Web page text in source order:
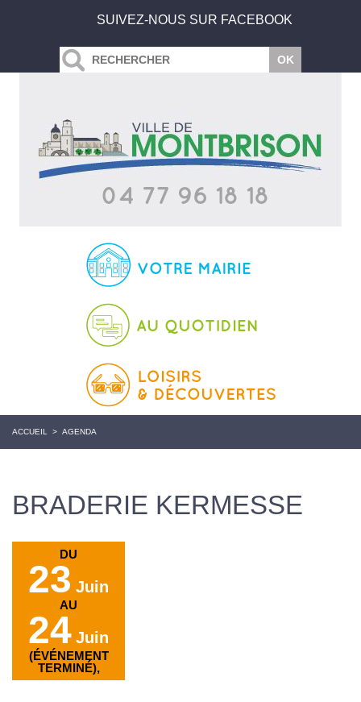
SUIVEZ-NOUS SUR FACEBOOK
ACCUEIL > AGENDA
BRADERIE KERMESSE
DU
23 Juin
AU
24 Juin
(ÉVÉNEMENT
TERMINÉ),